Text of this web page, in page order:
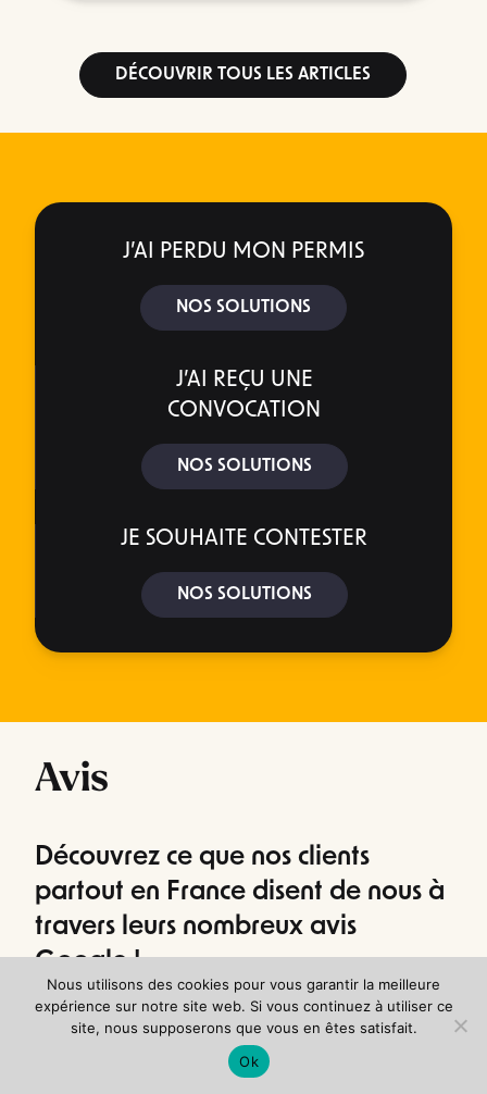
DÉCOUVRIR TOUS LES ARTICLES
J’AI PERDU MON PERMIS
NOS SOLUTIONS
J’AI REÇU UNE
CONVOCATION
NOS SOLUTIONS
JE SOUHAITE CONTESTER
NOS SOLUTIONS
Avis
Découvrez ce que nos clients
partout en France disent de nous à
travers leurs nombreux avis
Google !
Etienne LEJEUNE, avocat permis de
conduire et droit routier
Nous utilisons des cookies pour vous garantir la meilleure
expérience sur notre site web. Si vous continuez à utiliser ce
site, nous supposerons que vous en êtes satisfait.
Ok